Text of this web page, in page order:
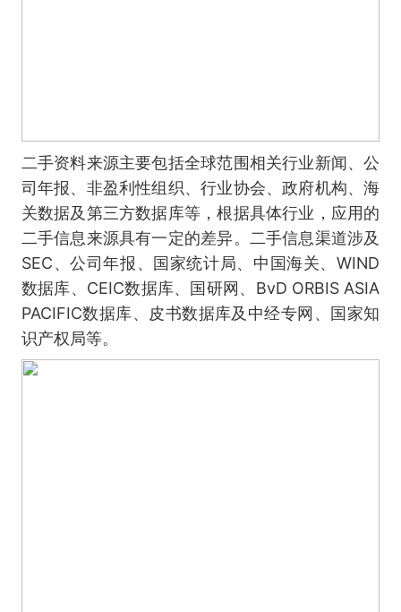
二手资料来源主要包括全球范围相关行业新闻、公
司年报、非盈利性组织、行业协会、政府机构、海
关数据及第三方数据库等，根据具体行业，应用的
二手信息来源具有一定的差异。二手信息渠道涉及
SEC、公司年报、国家统计局、中国海关、WIND
数据库、CEIC数据库、国研网、BvD ORBIS ASIA
PACIFIC数据库、皮书数据库及中经专网、国家知
识产权局等。